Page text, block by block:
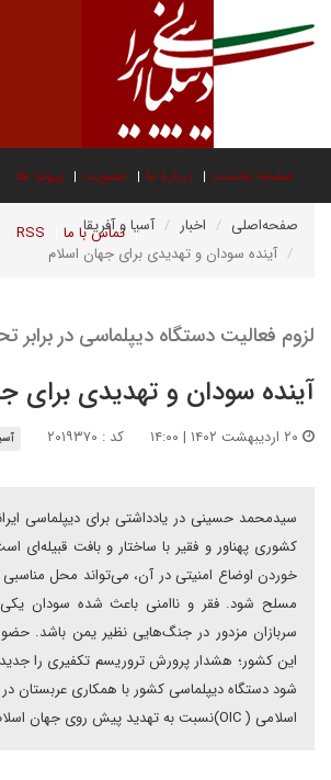
صفحه نخست درباره ما عضویت پیوند ها
تماس با ما RSS صفحه‌اصلی اخبار
آسیا و آفریقا
آینده سودان و تهدیدی برای جهان اسلام
لزوم فعالیت دستگاه دیپلماسی در برابر
آینده سودان و تهدیدی برای
کد : ۲۰۱۹۳۷۰
سیدمحمد حسینی در یادداشتی برای دیپلماسی
کشوری پهناور و فقیر با ساختار و بافت
خوردن اوضاع امنیتی در آن، می‌تواند محل
مسلح شود. فقر و ناامنی باعث شده سودان
سربازان مزدور در جنگ‌هایی نظیر یمن باشد.
این کشور؛ هشدار پرورش تروریسم تکفیری را
شود دستگاه دیپلماسی کشور با همکاری عربستان
اسلامی ( OIC)نسبت به تهدید پیش روی جهان اسلام تدابیری اتخاذ نماید.